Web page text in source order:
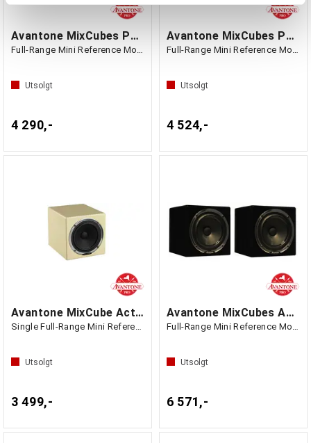
Avantone MixCubes Passive Stereo Beige
Full-Range Mini Reference Monitors
Utsolgt
4 290,-
Avantone MixCubes Passive Stereo Black
Full-Range Mini Reference Monitors
Utsolgt
4 524,-
Avantone MixCube Active Mono Beige (stk)
Single Full-Range Mini Reference Monitor
Utsolgt
3 499,-
Avantone MixCubes Active Stereo Black
Full-Range Mini Reference Monitors (par)
Utsolgt
6 571,-